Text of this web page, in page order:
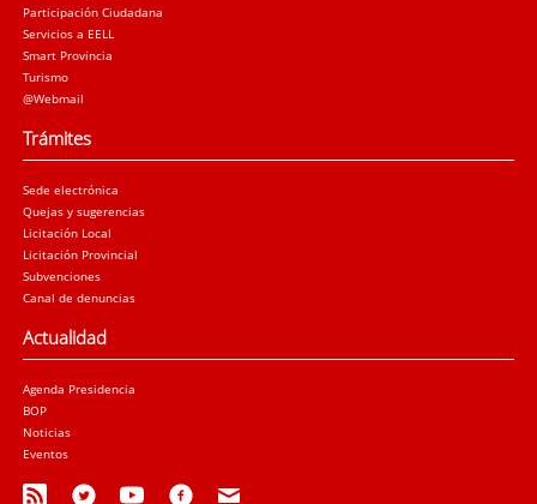
Participación Ciudadana
Servicios a EELL
Smart Provincia
Turismo
@Webmail
Trámites
Sede electrónica
Quejas y sugerencias
Licitación Local
Licitación Provincial
Subvenciones
Canal de denuncias
Actualidad
Agenda Presidencia
BOP
Noticias
Eventos